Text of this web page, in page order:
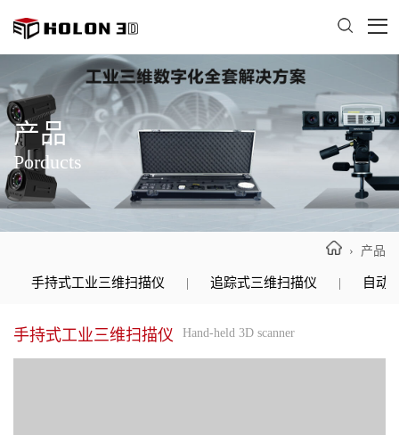
产品
Porducts
› 产品
手持式工业三维扫描仪 | 追踪式三维扫描仪 | 自动
手持式工业三维扫描仪 Hand-held 3D scanner